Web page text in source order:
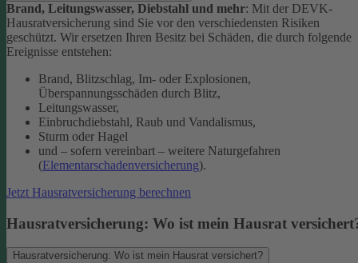
Brand, Leitungswasser, Diebstahl und mehr: Mit der DEVK-
Hausratversicherung sind Sie vor den verschiedensten Risiken
geschützt. Wir ersetzen Ihren Besitz bei Schäden, die durch folgende
Ereignisse entstehen:
Brand, Blitzschlag, Im- oder Explosionen,
Überspannungsschäden durch Blitz,
Leitungswasser,
Einbruchdiebstahl, Raub und Vandalismus,
Sturm oder Hagel
und – sofern vereinbart – weitere Naturgefahren
(Elementarschadenversicherung).
Jetzt Hausratversicherung berechnen
Hausratversicherung: Wo ist mein Hausrat
Hausratversicherung: Wo ist mein Hausrat versichert?